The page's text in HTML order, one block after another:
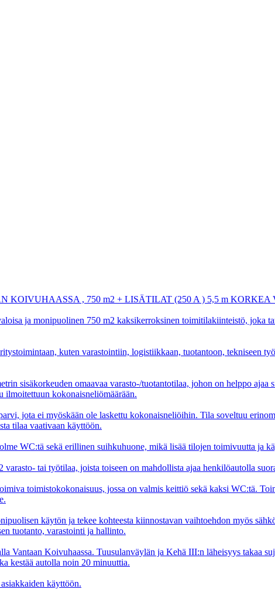
, 750 m2 + LISÄTILAT (250 A ) 5,5 m
ja monipuolinen 750 m2 kaksikerroksinen toimitilakiinteistö, joka
kuten varastointiin, logistiikkaan, tuotantoon, tekniseen
sisäkorkeuden omaavaa varasto-/tuotantotilaa, johon on helppo
kokonaisneliömäärään.
jota ei myöskään ole laskettu kokonaisneliöihin. Tila soveltuu
tilaa vaativaan käyttöön.
WC:tä sekä erillinen suihkuhuone, mikä lisää tilojen toimivuutta ja
tai työtilaa, joista toiseen on mahdollista ajaa henkilöautolla
toimistokokonaisuus, jossa on valmis keittiö sekä kaksi WC:tä.
käytön ja tekee kohteesta kiinnostavan vaihtoehdon myös
tuotanto, varastointi ja hallinto.
Vantaan Koivuhaassa. Tuusulanväylän ja Kehä III:n läheisyys takaa
kestää autolla noin 20 minuuttia.
käyttöön.